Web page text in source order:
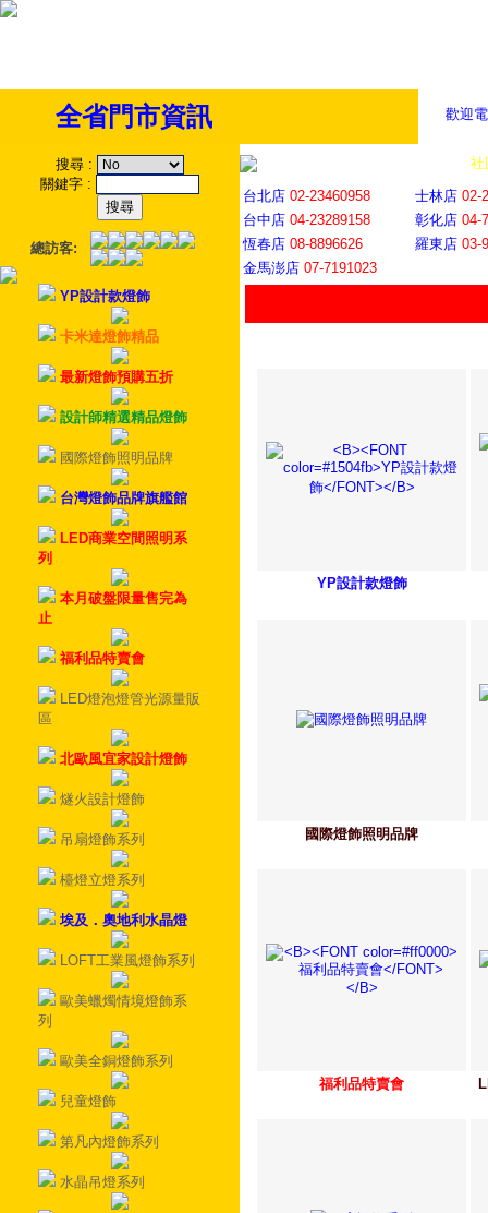
歡迎
全省門市資訊
搜尋 :
關鍵字 :
總訪客:
YP設計款燈飾
卡米達燈飾精品
最新燈飾預購五折
設計師精選精品燈飾
國際燈飾照明品牌
台灣燈飾品牌旗艦館
LED商業空間照明系
列
本月破盤限量售完為
止
福利品特賣會
LED燈泡燈管光源量販
區
北歐風宜家設計燈飾
燧火設計燈飾
吊扇燈飾系列
檯燈立燈系列
埃及．奧地利水晶燈
LOFT工業風燈飾系列
歐美蠟燭情境燈飾系
列
歐美全銅燈飾系列
兒童燈飾
第凡內燈飾系列
水晶吊燈系列
社
台北店 02-23460958 士林店 02-
台中店 04-23289158 彰化店 04-
恆春店 08-8896626 羅東店 03-
金馬澎店 07-7191023
YP設計款燈飾
國際燈飾照明品牌
福利品特賣會